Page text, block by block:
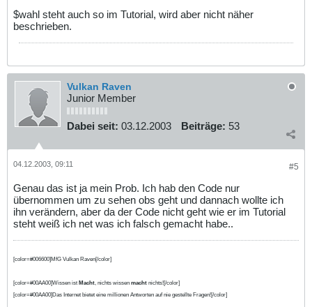
$wahl steht auch so im Tutorial, wird aber nicht näher
beschrieben.
Vulkan Raven
Junior Member
Dabei seit: 03.12.2003 Beiträge: 53
#5
04.12.2003, 09:11
Genau das ist ja mein Prob. Ich hab den Code nur
übernommen um zu sehen obs geht und dannach wollte ich
ihn verändern, aber da der Code nicht geht wie er im Tutorial
steht weiß ich net was ich falsch gemacht habe..
[color=#006600]MfG Vulkan Raven[/color]
[color=#00AA00]Wissen ist Macht, nichts wissen macht nichts![/color]
[color=#00AA00]Das Internet bietet eine millionen Antworten auf nie gestellte Fragen![/color]